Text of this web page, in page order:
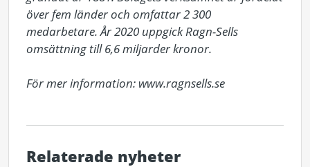
över fem länder och omfattar 2 300
medarbetare. År 2020 uppgick Ragn-Sells
omsättning till 6,6 miljarder kronor.
För mer information: www.ragnsells.se
Relaterade nyheter